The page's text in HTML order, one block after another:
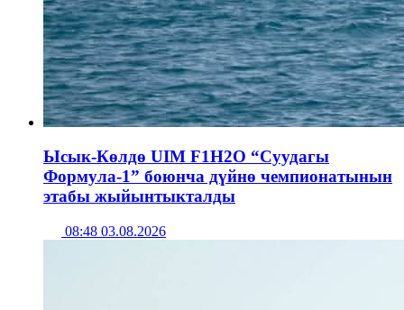
Ысык-Көлдө UIM F1H2O “Суудагы
Формула-1” боюнча дүйнө чемпионатынын
этабы жыйынтыкталды
08:48 03.08.2026